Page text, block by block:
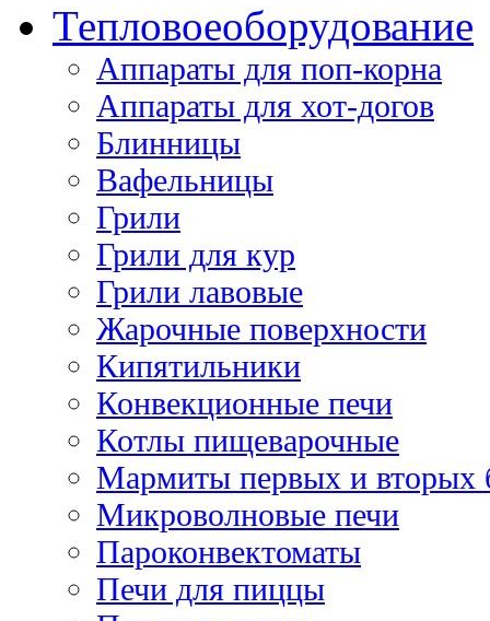
Тепловоеоборудование
Аппараты для поп-корна
Аппараты для хот-догов
Блинницы
Вафельницы
Грили
Грили для кур
Грили лавовые
Жарочные поверхности
Кипятильники
Конвекционные печи
Котлы пищеварочные
Мармиты первых и вторых
Микроволновые печи
Пароконвектоматы
Печи для пиццы